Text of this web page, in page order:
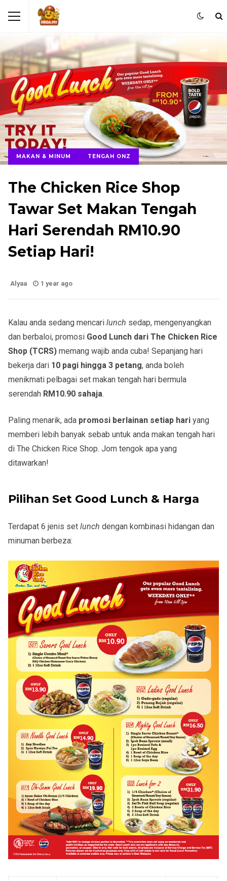
MAKAN & MINUM TENGAH ONZ
The Chicken Rice Shop
Tawar Set Makan Tengah
Hari Serendah RM10.90
Setiap Hari!
Alyaa 1 year ago
Kalau anda sedang mencari lunch sedap, mengenyangkan
dan berbaloi, promosi Good Lunch dari The Chicken Rice
Shop (TCRS) memang wajib anda cuba! Sepanjang hari
bekerja dari 10 pagi hingga 3 petang, anda boleh
menikmati pelbagai set makan tengah hari bermula
serendah RM10.90 sahaja.
Paling menarik, ada promosi berlainan setiap hari yang
memberi lebih banyak sebab untuk anda makan tengah hari
di The Chicken Rice Shop. Jom tengok apa yang
ditawarkan!
Pilihan Set Good Lunch & Harga
Terdapat 6 jenis set lunch dengan kombinasi hidangan dan
minuman berbeza: